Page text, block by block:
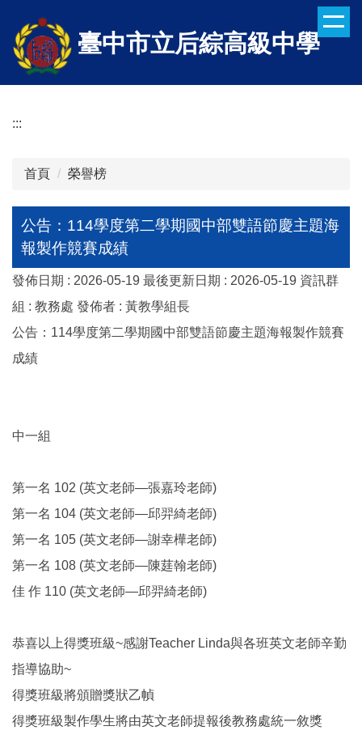
到
主
區
臺中市立后綜高級中學
:::
首頁 榮譽榜
公告：114學度第二學期國中部雙語節慶主題海
報製作競賽成績
發佈日期 : 2026-05-19 最後更新日期 : 2026-05-19 資訊群
組 : 教務處 發佈者 : 黃教學組長
公告：114學度第二學期國中部雙語節慶主題海報製作競賽
成績
中一組
第一名 102 (英文老師—張嘉玲老師)
第一名 104 (英文老師—邱羿綺老師)
第一名 105 (英文老師—謝幸樺老師)
第一名 108 (英文老師—陳莛翰老師)
佳 作 110 (英文老師—邱羿綺老師)
恭喜以上得獎班級~感謝Teacher Linda與各班英文老師辛勤
指導協助~
得獎班級將頒贈獎狀乙幀
得獎班級製作學生將由英文老師提報後教務處統一敘獎